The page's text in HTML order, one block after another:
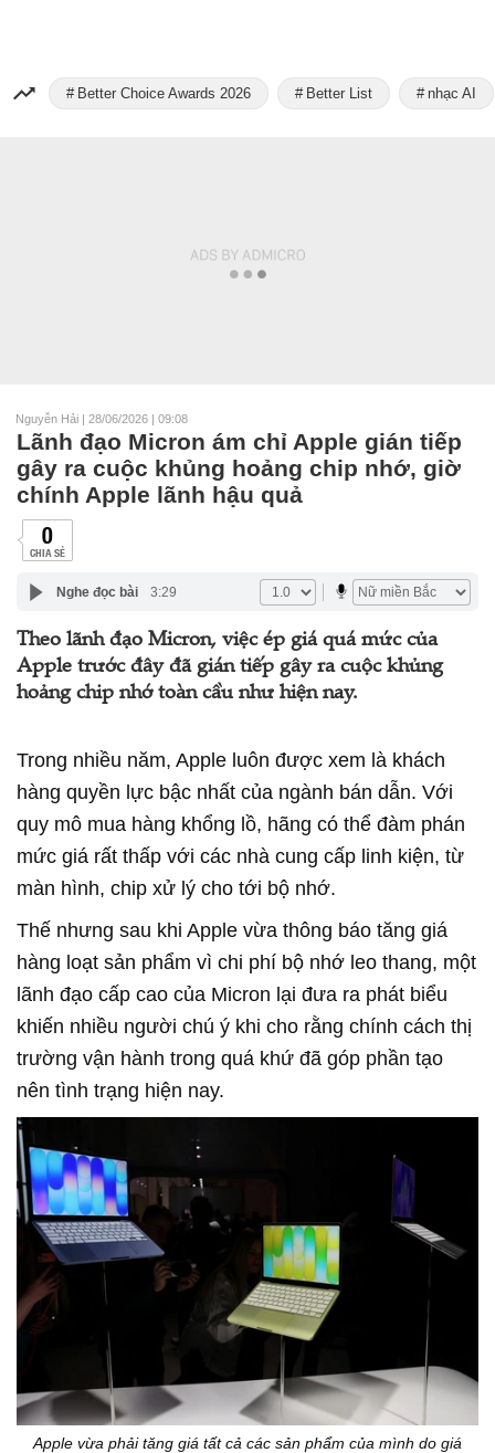
Better Choice Awards 2026 Better List nhạc AI
Nguyễn Hải | 28/06/2026 | 09:08
Lãnh đạo Micron ám chỉ Apple gián tiếp
gây ra cuộc khủng hoảng chip nhớ, giờ
chính Apple lãnh hậu quả
0
CHIA SẺ
Nghe đọc bài 3:29
Theo lãnh đạo Micron, việc ép giá quá mức của
Apple trước đây đã gián tiếp gây ra cuộc khủng
hoảng chip nhớ toàn cầu như hiện nay.
Trong nhiều năm, Apple luôn được xem là khách
hàng quyền lực bậc nhất của ngành bán dẫn. Với
quy mô mua hàng khổng lồ, hãng có thể đàm phán
mức giá rất thấp với các nhà cung cấp linh kiện, từ
màn hình, chip xử lý cho tới bộ nhớ.
Thế nhưng sau khi Apple vừa thông báo tăng giá
hàng loạt sản phẩm vì chi phí bộ nhớ leo thang, một
lãnh đạo cấp cao của Micron lại đưa ra phát biểu
khiến nhiều người chú ý khi cho rằng chính cách thị
trường vận hành trong quá khứ đã góp phần tạo
nên tình trạng hiện nay.
Apple vừa phải tăng giá tất cả các sản phẩm của mình do giá